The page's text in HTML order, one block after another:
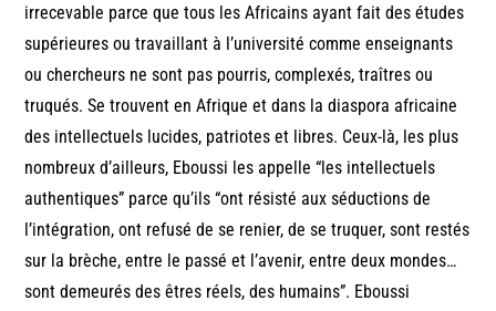
irrecevable parce que tous les Africains ayant fait des études
supérieures ou travaillant à l’université comme enseignants
ou chercheurs ne sont pas pourris, complexés, traîtres ou
truqués. Se trouvent en Afrique et dans la diaspora africaine
des intellectuels lucides, patriotes et libres. Ceux-là, les plus
nombreux d’ailleurs, Eboussi les appelle “les intellectuels
authentiques” parce qu’ils “ont résisté aux séductions de
l’intégration, ont refusé de se renier, de se truquer, sont restés
sur la brèche, entre le passé et l’avenir, entre deux mondes…
sont demeurés des êtres réels, des humains”. Eboussi